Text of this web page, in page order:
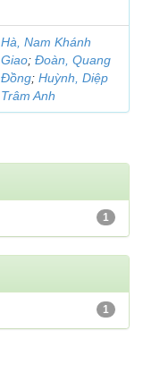
Hà, Nam Khánh
Giao; Đoàn, Quang
Đồng; Huỳnh, Diệp
Trâm Anh
1
1